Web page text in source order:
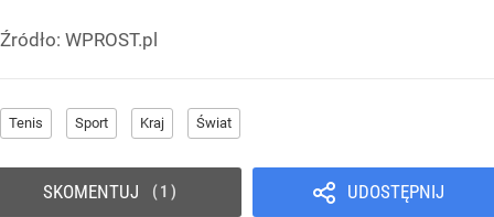
Źródło: WPROST.pl
Tenis Sport Kraj Świat
UDOSTĘPNIJ
SKOMENTUJ 1